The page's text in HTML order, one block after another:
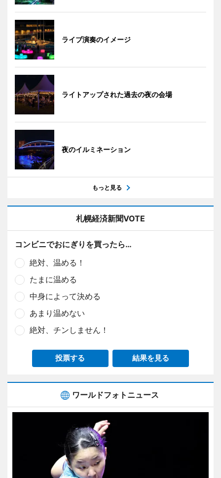
ライブ演奏のイメージ
ライトアップされた過去の夜の会場
夜のイルミネーション
もっと見る
札幌経済新聞VOTE
コンビニでおにぎりを買ったら…
絶対、温める！
たまに温める
中身によって決める
あまり温めない
絶対、チンしません！
投票する 結果を見る
ワールドフォトニュース